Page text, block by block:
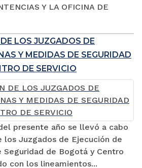
Y LA OFICINA DE
LOS JUZGADOS DE
Y MEDIDAS DE SEGURIDAD
DE SERVICIO
presente año se llevó a cabo
los Juzgados de Ejecución de
Seguridad de Bogotá y Centro
con los lineamientos...